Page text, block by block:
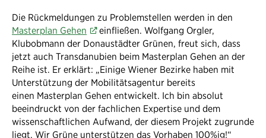
Die Rückmeldungen zu Problemstellen werden in den
Masterplan Gehen
einfließen. Wolfgang Orgler,
Klubobmann der Donaustädter Grünen, freut sich, dass
jetzt auch Transdanubien beim Masterplan Gehen an der
Reihe ist. Er erklärt: „Einige Wiener Bezirke haben mit
Unterstützung der Mobilitätsagentur bereits
einen Masterplan Gehen entwickelt. Ich bin absolut
beeindruckt von der fachlichen Expertise und dem
wissenschaftlichen Aufwand, der diesem Projekt zugrunde
liegt. Wir Grüne unterstützen das Vorhaben 100%ig!“